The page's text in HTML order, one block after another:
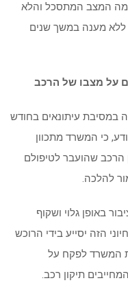
המצב המתסכל והלא
ללא מענה במשך שנים
על מצבו של הרכב
במסיבת עיתונאים בחודש
אז נודע, כי המשרד מתכוון
הרכב שהועבר לטיפולם
להלכה.
באופן גלוי ושקוף
הזה יסייע בידי הרוכש
המשרד לפקח על
תיקון רכב.